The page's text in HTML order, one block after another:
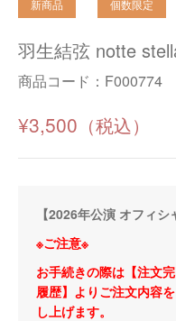
羽生結弦 notte
商品コード： F000774
¥3,500
【2026年公演 オフィシ
※ご注意※
お手続きの際は【注文
履歴】よりご注文内容
し上げます。